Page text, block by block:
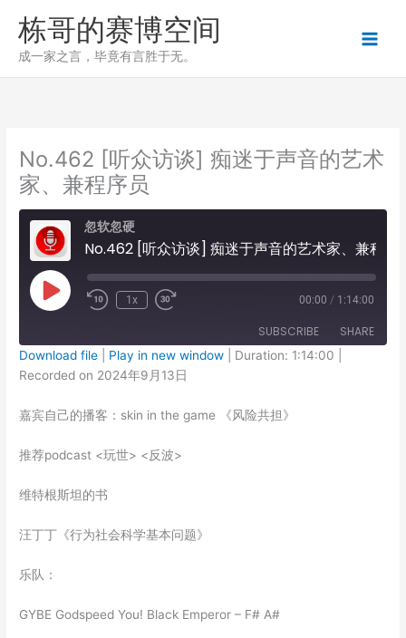
栋哥的赛博空间
成一家之言，毕竟有言胜于无。
No.462 [听众访谈] 痴迷于声音的艺术
家、兼程序员
忽软忽硬
Play
Episode
1x 00:00 / 1:14:00
SUBSCRIBE SHARE
SHARE
LINK
EMBED
Download file Play in new window Duration: 1:14:00
Recorded on 2024年9月13日
嘉宾自己的播客：skin in the game 《风险共担》
推荐podcast <玩世> <反波>
维特根斯坦的书
汪丁丁《行为社会科学基本问题》
乐队：
GYBE Godspeed You! Black Emperor – F# A#